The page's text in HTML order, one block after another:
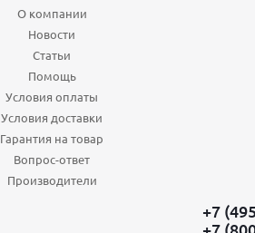
О компании
Новости
Статьи
Помощь
Условия оплаты
Условия доставки
Гарантия на товар
Вопрос-ответ
Производители
+7